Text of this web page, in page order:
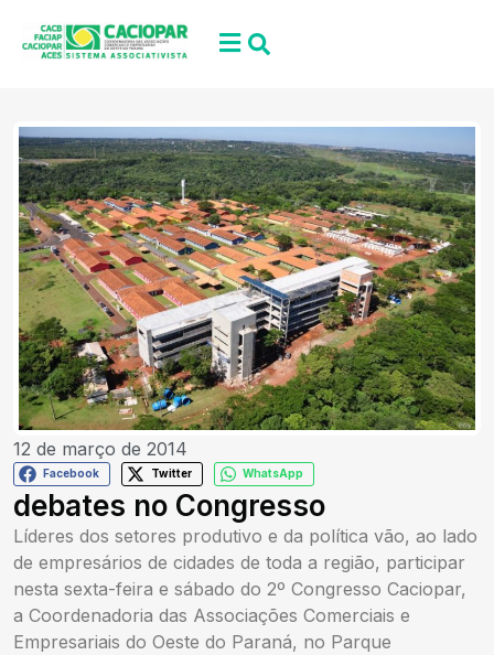
12 de março de 2014
Facebook Twitter WhatsApp
debates no Congresso
Líderes dos setores produtivo e da política vão, ao lado
de empresários de cidades de toda a região, participar
nesta sexta-feira e sábado do 2º Congresso Caciopar,
a Coordenadoria das Associações Comerciais e
Empresariais do Oeste do Paraná, no Parque